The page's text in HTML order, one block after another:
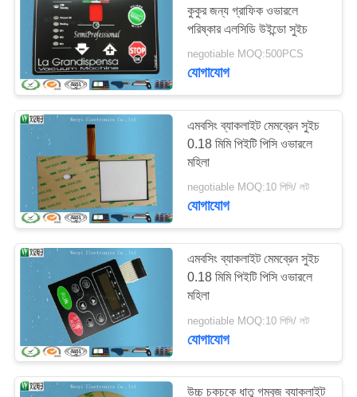
কুকুর জন্য গ্রাফিক ওভারলে
পরিষ্কার এলসিডি উইন্ডো সুইচ
negotiable MOQ:500PCS
যোগাযোগ
এমবসিং ব্যাকলাইট মেমব্রেন সুইচ
0.18 মিমি পিইটি পিসি ওভারলে
মহিলা
negotiable MOQ:10 পিসি/ লট
যোগাযোগ
এমবসিং ব্যাকলাইট মেমব্রেন সুইচ
0.18 মিমি পিইটি পিসি ওভারলে
মহিলা
negotiable MOQ:10 পিসি/ লট
যোগাযোগ
উচ্চ চকচকে ধাতু গম্বুজ ব্যাকলাইট